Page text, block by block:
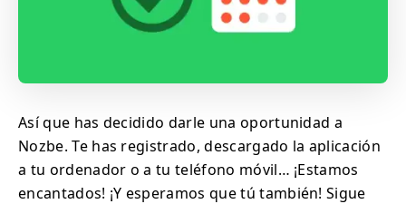
Así que has decidido darle una oportunidad a
Nozbe. Te has registrado, descargado la aplicación
a tu ordenador o a tu teléfono móvil… ¡Estamos
encantados! ¡Y esperamos que tú también! Sigue